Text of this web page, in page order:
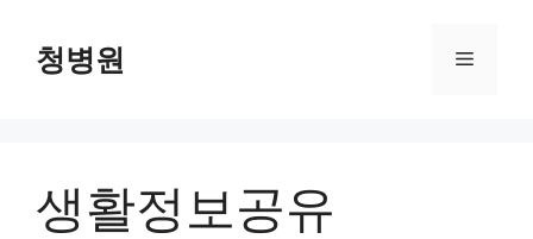
청병원 메
생활정보공유